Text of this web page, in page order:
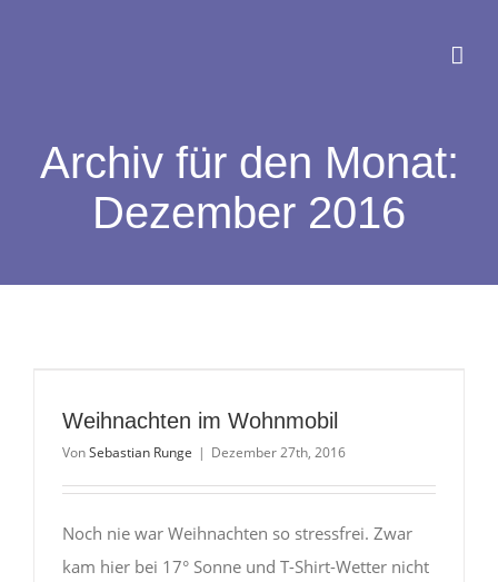
Archiv für den Monat:
Dezember 2016
Weihnachten im Wohnmobil
VonSebastian Runge | Dezember 27th, 2016
Noch nie war Weihnachten so stressfrei. Zwar
kam hier bei 17° Sonne und T-Shirt-Wetter nicht